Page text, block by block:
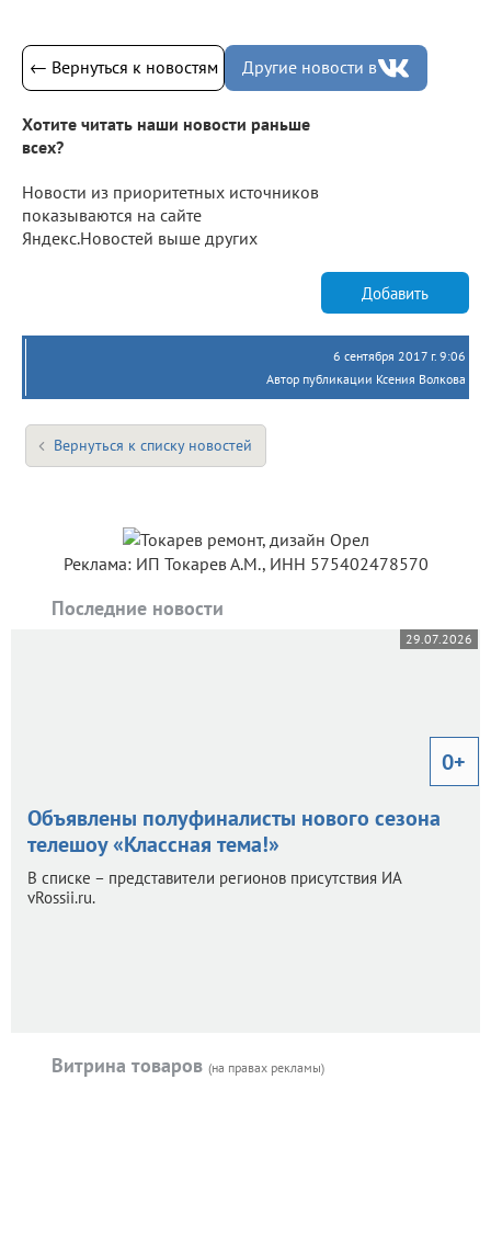
← Вернуться к новостям Другие новости в
Хотите читать наши новости раньше
всех?
Новости из приоритетных источников
показываются на сайте
Яндекс.Новостей выше других
Добавить
6 сентября 2017 г. 9:06
Автор публикации Ксения Волкова
Вернуться к списку новостей
Реклама: ИП Токарев А.М., ИНН 575402478570
Последние новости
29.07.2026
0+
Объявлены полуфиналисты нового сезона
телешоу «Классная тема!»
В списке – представители регионов присутствия ИА
vRossii.ru.
Витрина товаров (на правах рекламы)